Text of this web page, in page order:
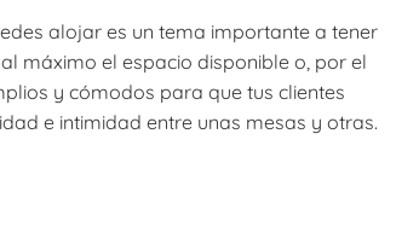
alojar es un tema importante a tener
máximo el espacio disponible o, por el
y cómodos para que tus clientes
e intimidad entre unas mesas y otras.